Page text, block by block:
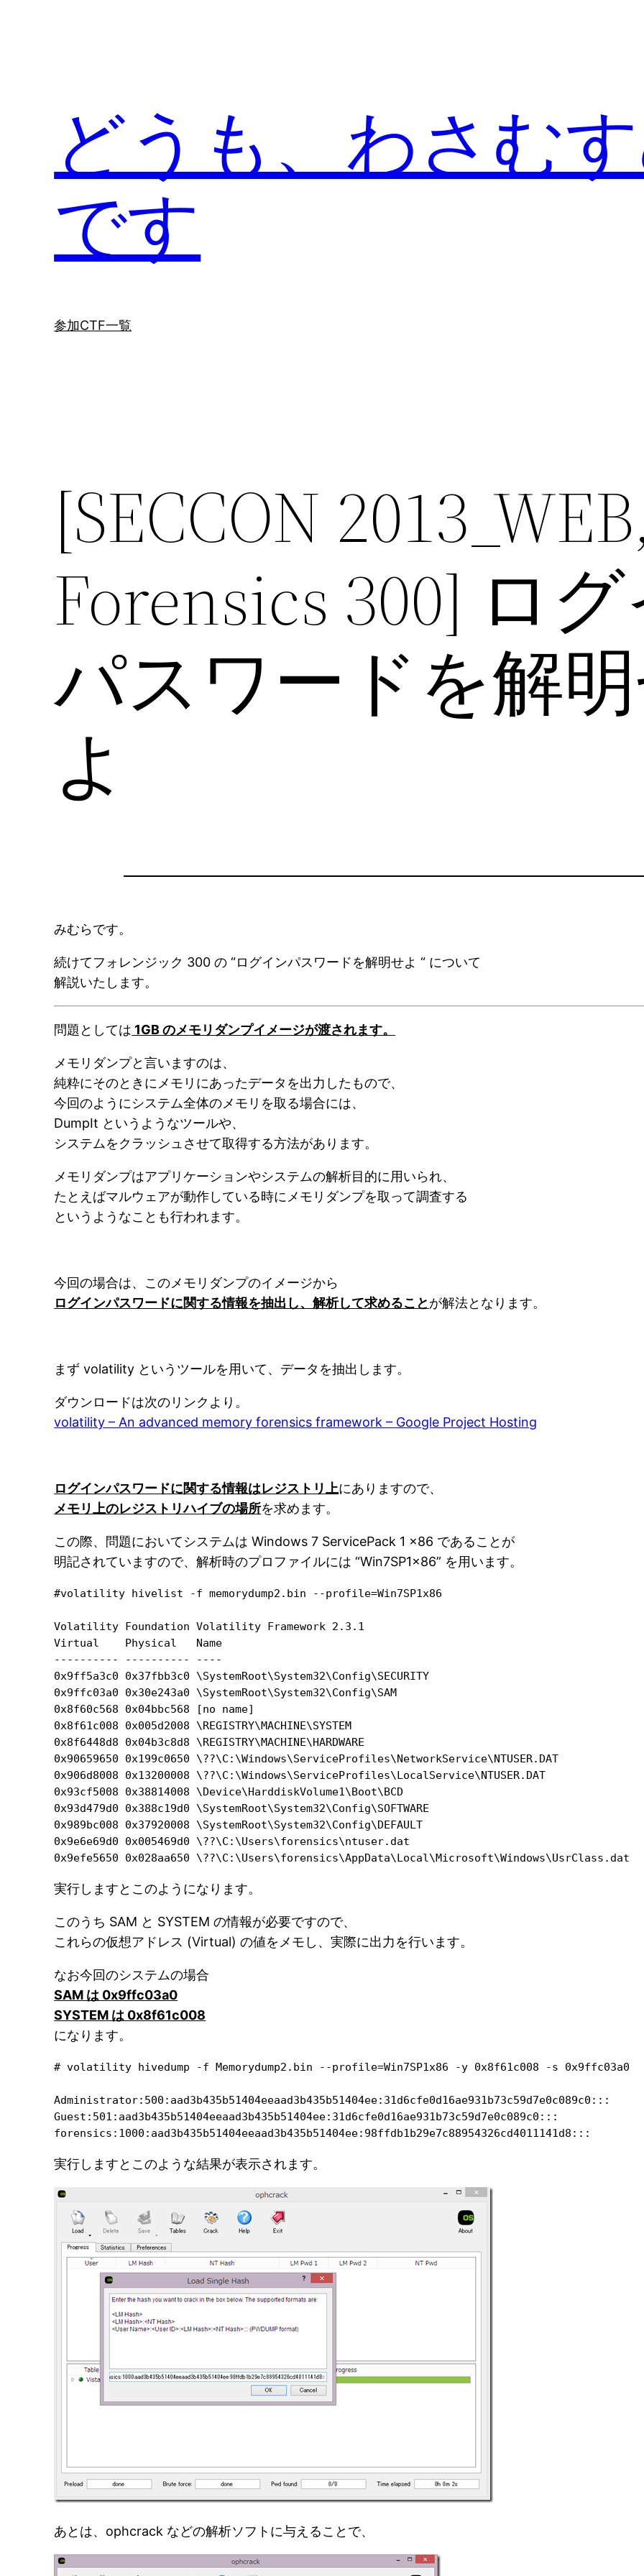
どうも、わさむ
です
参加CTF一覧
[SECCON
Forensics 300] ロ
パスワードを解
よ
みむらです。
続けてフォレンジック 300 の “ログインパスワードを解明せよ “ について
解説いたします。
問題としては 1GB のメモリダンプイメージが渡されます。
メモリダンプと言いますのは、
純粋にそのときにメモリにあったデータを出力したもので、
今回のようにシステム全体のメモリを取る場合には、
DumpIt というようなツールや、
システムをクラッシュさせて取得する方法があります。
メモリダンプはアプリケーションやシステムの解析目的に用いられ、
たとえばマルウェアが動作している時にメモリダンプを取って調査する
というようなことも行われます。
今回の場合は、このメモリダンプのイメージから
ログインパスワードに関する情報を抽出し、解析して求めることが解法となります。
まず volatility というツールを用いて、データを抽出します。
ダウンロードは次のリンクより。
volatility – An advanced memory forensics framework – Google Project Hosting
ログインパスワードに関する情報はレジストリ上にありますので、
メモリ上のレジストリハイブの場所を求めます。
この際、問題においてシステムは Windows 7 ServicePack 1 x86 であることが
明記されていますので、解析時のプロファイルには “Win7SP1x86” を用います。
#volatility hivelist -f memorydump2.bin --profile=Win7SP1x86
Volatility Foundation Volatility Framework 2.3.1
Virtual    Physical   Name
---------- ---------- ----
0x9ff5a3c0 0x37fbb3c0 \SystemRoot\System32\Config\SECURITY
0x9ffc03a0 0x30e243a0 \SystemRoot\System32\Config\SAM
0x8f60c568 0x04bbc568 [no name]
0x8f61c008 0x005d2008 \REGISTRY\MACHINE\SYSTEM
0x8f6448d8 0x04b3c8d8 \REGISTRY\MACHINE\HARDWARE
0x90659650 0x199c0650 \??\C:\Windows\ServiceProfiles\NetworkService\NTUSER.DAT
0x906d8008 0x13200008 \??\C:\Windows\ServiceProfiles\LocalService\NTUSER.DAT
0x93cf5008 0x38814008 \Device\HarddiskVolume1\Boot\BCD
0x93d479d0 0x388c19d0 \SystemRoot\System32\Config\SOFTWARE
0x989bc008 0x37920008 \SystemRoot\System32\Config\DEFAULT
0x9e6e69d0 0x005469d0 \??\C:\Users\forensics\ntuser.dat
0x9efe5650 0x028aa650 \??\C:\Users\forensics\AppData\Local\Microsoft\Windows\UsrClass.dat
実行しますとこのようになります。
このうち SAM と SYSTEM の情報が必要ですので、
これらの仮想アドレス (Virtual) の値をメモし、実際に出力を行います。
なお今回のシステムの場合
SAM は 0x9ffc03a0
SYSTEM は 0x8f61c008
になります。
# volatility hivedump -f Memorydump2.bin --profile=Win7SP1x86 -y 0x8f61c008 -s 0x9ffc03a0
Administrator:500:aad3b435b51404eeaad3b435b51404ee:31d6cfe0d16ae931b73c59d7e0c089c0:::
Guest:501:aad3b435b51404eeaad3b435b51404ee:31d6cfe0d16ae931b73c59d7e0c089c0:::
forensics:1000:aad3b435b51404eeaad3b435b51404ee:98ffdb1b29e7c88954326cd4011141d8:::
実行しますとこのような結果が表示されます。
あとは、ophcrack などの解析ソフトに与えることで、